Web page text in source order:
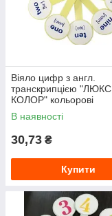
Віяло цифр з англ.
транскрипцією "ЛЮКС
КОЛОР" кольорові
В наявності
30,73 ₴
Купити